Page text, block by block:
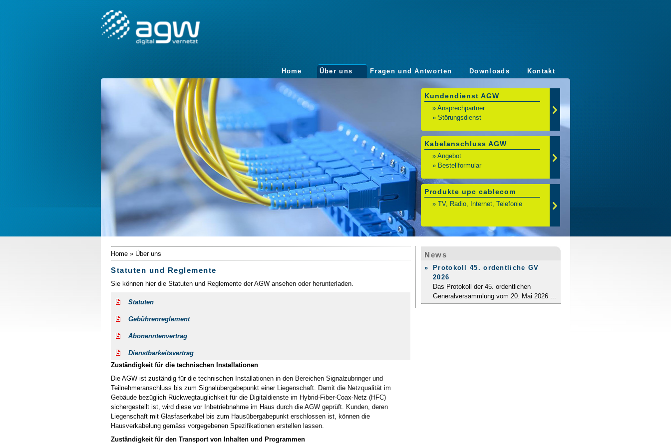
Home Über uns Fragen und Antworten Downloads Kontakt
Kundendienst AGW
» Ansprechpartner
» Störungsdienst
Kabelanschluss AGW
» Angebot
» Bestellformular
Produkte upc cablecom
» TV, Radio, Internet, Telefonie
Home » Über uns
Statuten und Reglemente
Sie können hier die Statuten und Reglemente der AGW ansehen oder herunterladen.
Statuten
Gebührenreglement
Abonenntenvertrag
Dienstbarkeitsvertrag
Zuständigkeit für die technischen Installationen
Die AGW ist zuständig für die technischen Installationen in den Bereichen Signalzubringer und
Teilnehmeranschluss bis zum Signalübergabepunkt einer Liegenschaft. Damit die Netzqualität im
Gebäude bezüglich Rückwegtauglichkeit für die Digitaldienste im Hybrid-Fiber-Coax-Netz (HFC)
sichergestellt ist, wird diese vor Inbetriebnahme im Haus durch die AGW geprüft. Kunden, deren
Liegenschaft mit Glasfaserkabel bis zum Hausübergabepunkt erschlossen ist, können die
Hausverkabelung gemäss vorgegebenen Spezifikationen erstellen lassen.
Zuständigkeit für den Transport von Inhalten und Programmen
News
»
Protokoll 45. ordentliche GV
2026
Das Protokoll der 45. ordentlichen
Generalversammlung vom 20. Mai 2026 ...